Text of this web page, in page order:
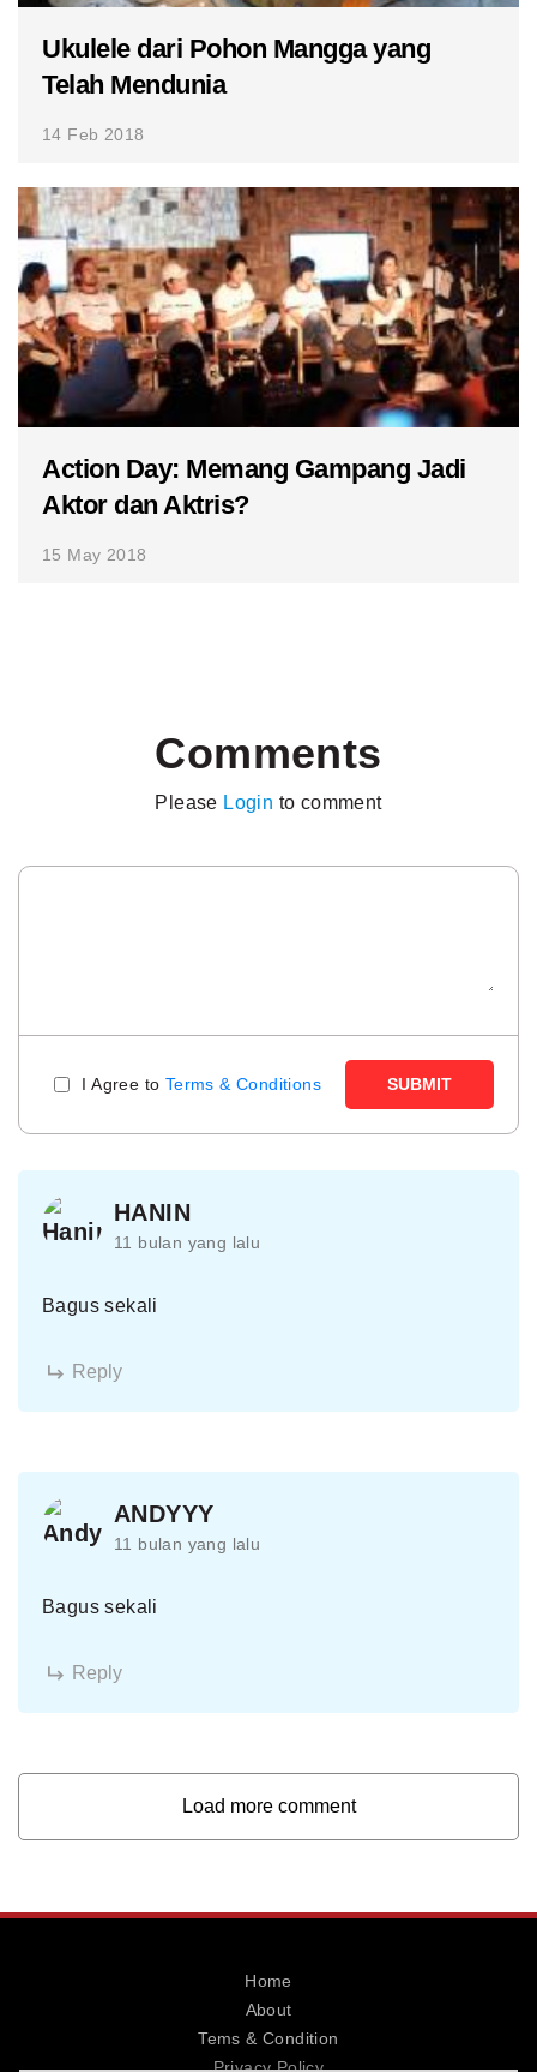
Ukulele dari Pohon Mangga yang
Telah Mendunia
14 Feb 2018
Action Day: Memang Gampang Jadi
Aktor dan Aktris?
15 May 2018
Comments
Please Login to comment
I Agree to Terms & Conditions SUBMIT
HANIN
11 bulan yang lalu
Bagus sekali
Reply
ANDYYY
11 bulan yang lalu
Bagus sekali
Reply
Load more comment
Home
About
Tems & Condition
Privacy Policy